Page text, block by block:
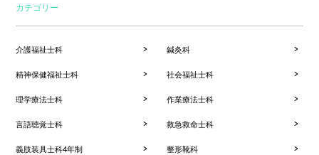
カテゴリー
介護福祉士科 鍼灸科
精神保健福祉士科 社会福祉士科
理学療法士科 作業療法士科
言語聴覚士科 救急救命士科
義肢装具士科4年制 整形靴科